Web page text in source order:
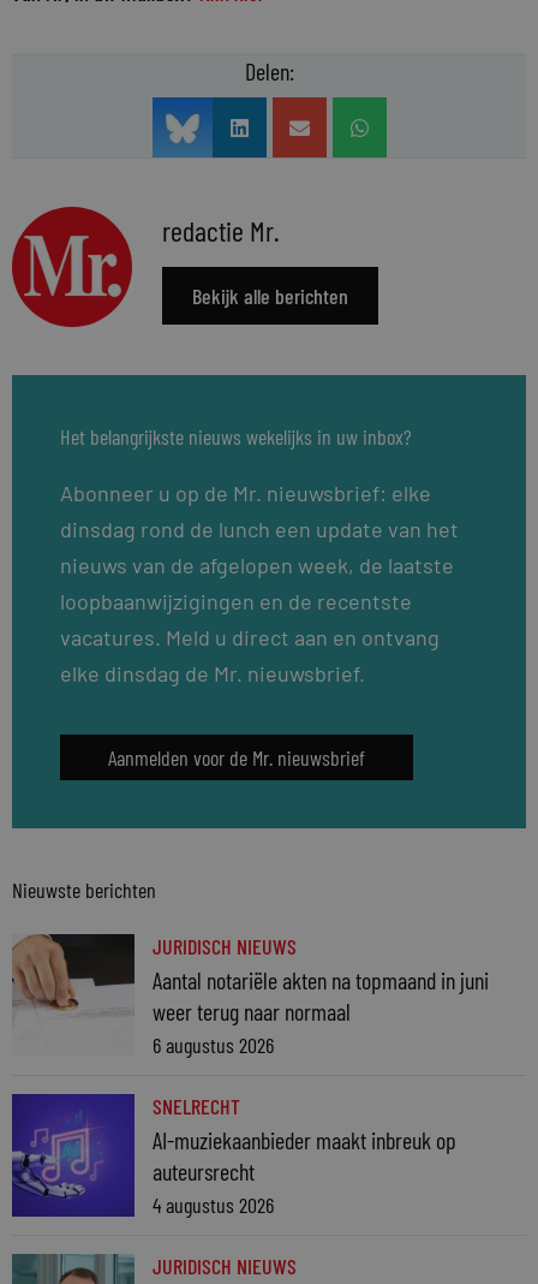
Delen:
redactie Mr.
Bekijk alle berichten
Het belangrijkste nieuws wekelijks in uw inbox?
Abonneer u op de Mr. nieuwsbrief: elke
dinsdag rond de lunch een update van het
nieuws van de afgelopen week, de laatste
loopbaanwijzigingen en de recentste
vacatures. Meld u direct aan en ontvang
elke dinsdag de Mr. nieuwsbrief.
Aanmelden voor de Mr. nieuwsbrief
Nieuwste berichten
JURIDISCH NIEUWS
Aantal notariële akten na topmaand in juni
weer terug naar normaal
6 augustus 2026
SNELRECHT
AI-muziekaanbieder maakt inbreuk op
auteursrecht
4 augustus 2026
JURIDISCH NIEUWS